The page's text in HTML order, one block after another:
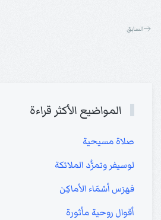
السابق
المواضيع الأكثر قراءة
صلاة مسيحية
لوسيفر وتمرُّد الملائكة
فهرَس أسْمَاء الأماكِن
أقوال روحية مأثورة